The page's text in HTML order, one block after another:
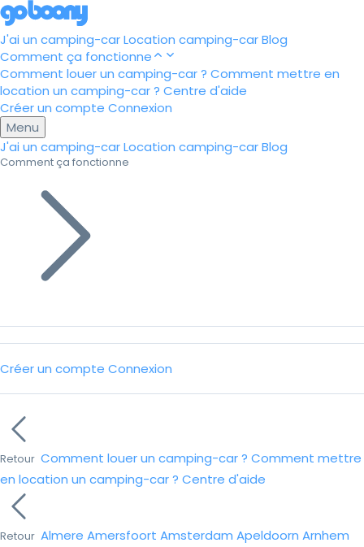
J'ai un camping-carLocation camping-carBlog
Comment ça fonctionne
Comment louer un camping-car ? Comment mettre en
location un camping-car ? Centre d'aide
Créer un compte Connexion
Menu
J'ai un camping-carLocation camping-carBlog
Comment ça fonctionne
Créer un compte Connexion
Retour Comment louer un camping-car ? Comment mettre
en location un camping-car ? Centre d'aide
Retour Almere Amersfoort Amsterdam Apeldoorn Arnhem